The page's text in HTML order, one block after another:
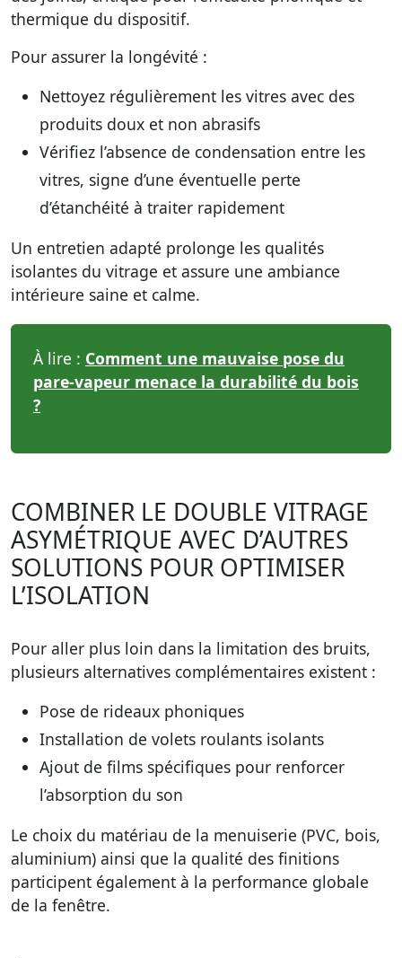
thermique du dispositif.
Pour assurer la longévité :
Nettoyez régulièrement les vitres avec des
produits doux et non abrasifs
Vérifiez l’absence de condensation entre les
vitres, signe d’une éventuelle perte
d’étanchéité à traiter rapidement
Un entretien adapté prolonge les qualités
isolantes du vitrage et assure une ambiance
intérieure saine et calme.
À lire : Comment une mauvaise pose du
pare-vapeur menace la durabilité du bois
?
COMBINER LE DOUBLE VITRAGE
ASYMÉTRIQUE AVEC D’AUTRES
SOLUTIONS POUR OPTIMISER
L’ISOLATION
Pour aller plus loin dans la limitation des bruits,
plusieurs alternatives complémentaires existent :
Pose de rideaux phoniques
Installation de volets roulants isolants
Ajout de films spécifiques pour renforcer
l’absorption du son
Le choix du matériau de la menuiserie (PVC, bois,
aluminium) ainsi que la qualité des finitions
participent également à la performance globale
de la fenêtre.